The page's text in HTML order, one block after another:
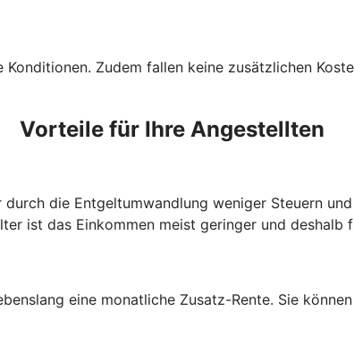
Zudem fallen keine zusätzlichen
Vorteile für Ihre Angestellten
die Entgeltumwandlung weniger Steuern
ist das Einkommen meist geringer und deshalb
eine monatliche Zusatz-Rente. Sie